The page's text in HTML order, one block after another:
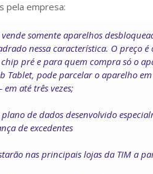
pela empresa:
vende somente aparelhos
nessa característica. O preço
pré e para quem compra só o
Tablet, pode parcelar o aparelho
até três vezes;
de dados desenvolvido
de excedentes
nas principais lojas da TIM a